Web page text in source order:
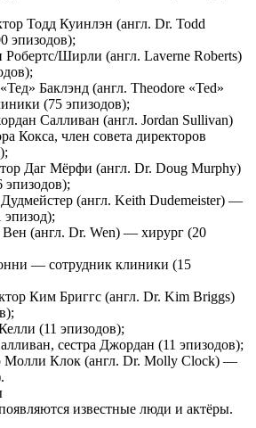
Тодд Куинлэн (англ. Dr. Todd
эпизодов);
Ширли (англ. Laverne Roberts)
Баклэнд (англ. Theodore «Ted»
(75 эпизодов);
Салливан (англ. Jordan Sullivan)
Кокса, член совета директоров
Даг Мёрфи (англ. Dr. Doug Murphy)
(англ. Keith Dudemeister) —
эпизод);
(англ. Dr. Wen) — хирург (20
— сотрудник клиники (15
Ким Бриггс (англ. Dr. Kim Briggs)
(11 эпизодов);
сестра Джордан (11 эпизодов);
Молли Клок (англ. Dr. Molly Clock) —
известные люди и актёры.